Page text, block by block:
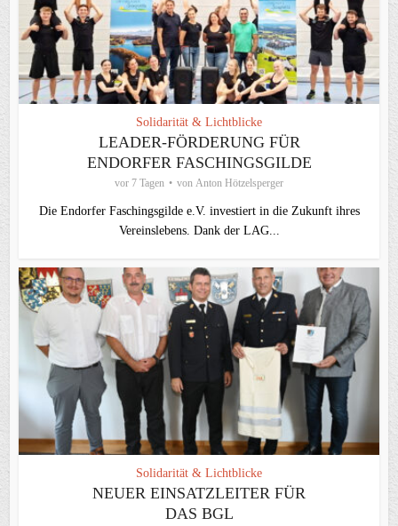
Solidarität & Lichtblicke
LEADER-FÖRDERUNG FÜR
ENDORFER FASCHINGSGILDE
vor 7 Tagen von Anton Hötzelsperger
Die Endorfer Faschingsgilde e.V. investiert in die Zukunft ihres
Vereinslebens. Dank der LAG...
Solidarität & Lichtblicke
NEUER EINSATZLEITER FÜR
DAS BGL